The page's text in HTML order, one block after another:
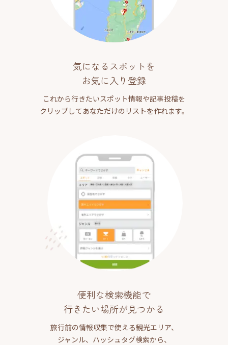
気になるスポットを
お気に入り登録
これから行きたいスポット情報や記事投稿を
クリップしてあなただけのリストを作れます。
便利な検索機能で
行きたい場所が見つかる
旅行前の情報収集で使える観光エリア、
ジャンル、ハッシュタグ検索から、